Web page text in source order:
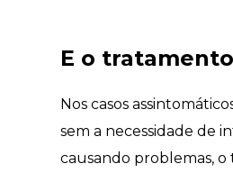
E o
Nos casos
sem a necessidade de
causando problemas,